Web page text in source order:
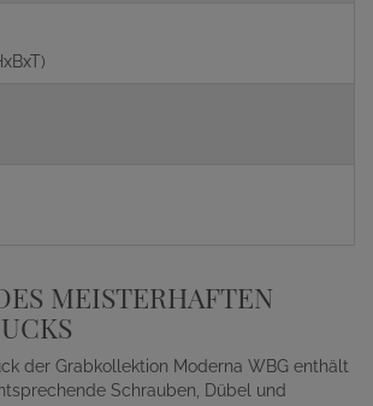
MEISTERHAFTEN
der Grabkollektion Moderna WBG enthält
Schrauben, Dübel und